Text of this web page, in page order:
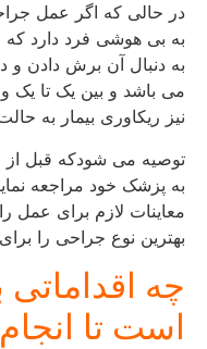
در حالی که اگر عمل جراحی
به بی هوشی فرد دارد که
به دنبال آن برش دادن و
می باشد و بین یک تا یک و
نیز ریکاوری بیمار به حالت
توصیه می شودکه قبل از
به پزشک خود مراجعه
معاینات لازم برای عمل را
بهترین نوع جراحی را برای
چه اقداماتی
است تا